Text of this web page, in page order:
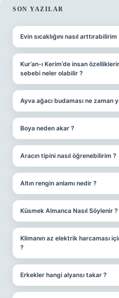
SIDEBAR
SON YAZILAR
Evin sıcaklığını nasıl arttırabilirim
Kur’an-ı Kerim’de insan
sebebi neler olabilir ?
Ayva ağacı budaması ne zaman
Boya neden akar ?
Aracın tipini nasıl öğrenebilirim ?
Altın rengin anlamı nedir ?
Küsmek Almanca Nasıl Söylenir ?
Klimanın az elektrik harcaması
?
Erkekler hangi alyansı takar ?